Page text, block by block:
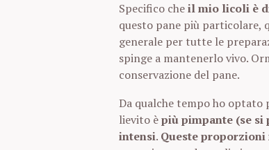
Specifico cheil mio licoli è
questo pane più particolare,
generale per tutte le
spinge a mantenerlo vivo.
conservazione del pane.
Da qualche tempo ho optato
lievito èpiù pimpante (se si
intensi. Queste